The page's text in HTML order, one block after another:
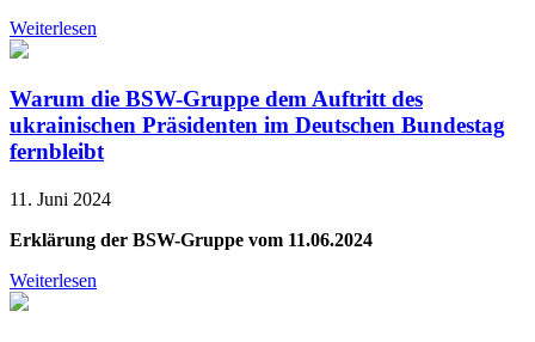
Weiterlesen
Warum die BSW-Gruppe dem Auftritt des
ukrainischen Präsidenten im Deutschen Bundestag
fernbleibt
11. Juni 2024
Erklärung der BSW-Gruppe vom 11.06.2024
Weiterlesen